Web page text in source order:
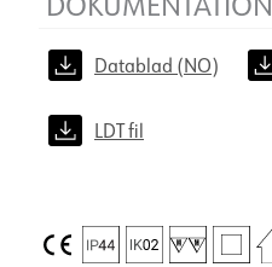
Datablad (NO)
LDT fil